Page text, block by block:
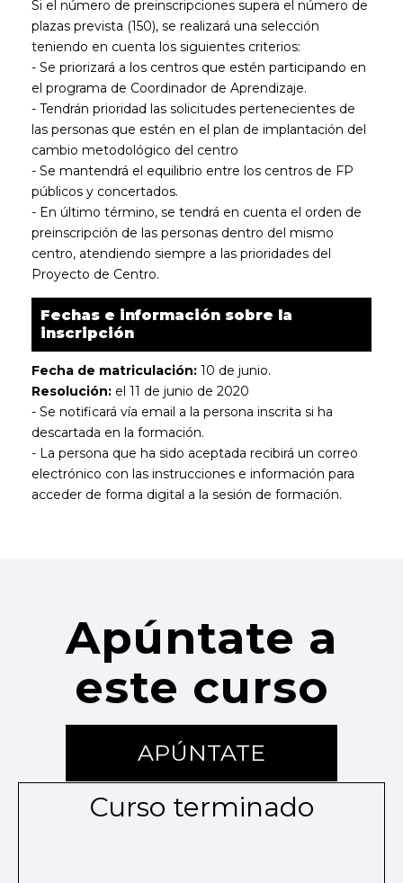
Si el número de preinscripciones supera el número de
plazas prevista (150), se realizará una selección
teniendo en cuenta los siguientes criterios:
- Se priorizará a los centros que estén participando en
el programa de Coordinador de Aprendizaje.
- Tendrán prioridad las solicitudes pertenecientes de
las personas que estén en el plan de implantación del
cambio metodológico del centro
- Se mantendrá el equilibrio entre los centros de FP
públicos y concertados.
- En último término, se tendrá en cuenta el orden de
preinscripción de las personas dentro del mismo
centro, atendiendo siempre a las prioridades del
Proyecto de Centro.
Fechas e información sobre la
inscripción
Fecha de matriculación: 10 de junio.
Resolución: el 11 de junio de 2020
- Se notificará vía email a la persona inscrita si ha
descartada en la formación.
- La persona que ha sido aceptada recibirá un correo
electrónico con las instrucciones e información para
acceder de forma digital a la sesión de formación.
Apúntate a
este curso
APÚNTATE
Curso terminado